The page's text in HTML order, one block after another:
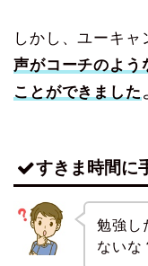
しかし、ユーキ
声がコーチのよう
ことができました
すきま時間に
勉強し
ないな